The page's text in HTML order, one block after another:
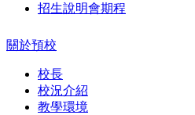
招生說明會期程
關於預校
校長
校況介紹
教學環境